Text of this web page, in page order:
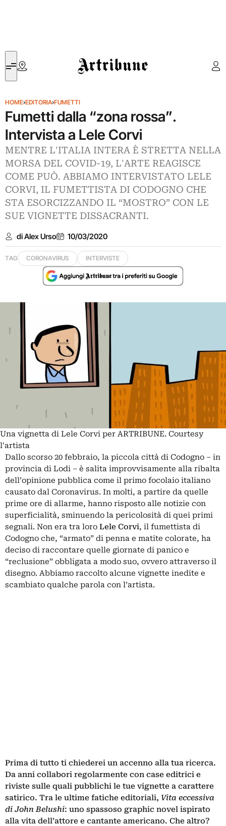
Artribune
HOME›EDITORIA›FUMETTI
Fumetti dalla “zona rossa”.
Intervista a Lele Corvi
MENTRE L'ITALIA INTERA È STRETTA NELLA
MORSA DEL COVID-19, L'ARTE REAGISCE
COME PUÒ. ABBIAMO INTERVISTATO LELE
CORVI, IL FUMETTISTA DI CODOGNO CHE
STA ESORCIZZANDO IL “MOSTRO” CON LE
SUE VIGNETTE DISSACRANTI.
di Alex Urso 10/03/2020
TAG CORONAVIRUS INTERVISTE
Una vignetta di Lele Corvi per ARTRIBUNE. Courtesy
l'artista
Dallo scorso 20 febbraio, la piccola città di Codogno – in
provincia di Lodi – è salita improvvisamente alla ribalta
dell’opinione pubblica come il primo focolaio italiano
causato dal Coronavirus. In molti, a partire da quelle
prime ore di allarme, hanno risposto alle notizie con
superficialità, sminuendo la pericolosità di quei primi
segnali. Non era tra loro Lele Corvi, il fumettista di
Codogno che, “armato” di penna e matite colorate, ha
deciso di raccontare quelle giornate di panico e
“reclusione” obbligata a modo suo, ovvero attraverso il
disegno. Abbiamo raccolto alcune vignette inedite e
scambiato qualche parola con l’artista.
Prima di tutto ti chiederei un accenno alla tua ricerca.
Da anni collabori regolarmente con case editrici e
riviste sulle quali pubblichi le tue vignette a carattere
satirico. Tra le ultime fatiche editoriali, Vita eccessiva
di John Belushi: uno spassoso graphic novel ispirato
alla vita dell’attore e cantante americano. Che altro?